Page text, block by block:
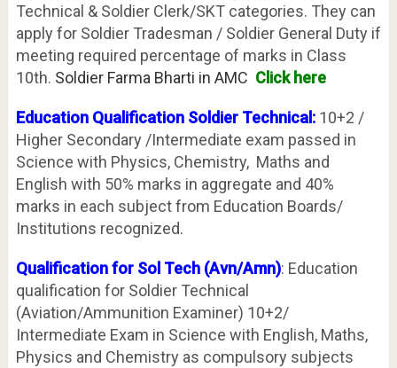
Technical & Soldier Clerk/SKT categories. They can
apply for Soldier Tradesman / Soldier General Duty if
meeting required percentage of marks in Class
10th. Soldier Farma Bharti in AMC Click here
Education Qualification Soldier Technical: 10+2 /
Higher Secondary /Intermediate exam passed in
Science with Physics, Chemistry, Maths and
English with 50% marks in aggregate and 40%
marks in each subject from Education Boards/
Institutions recognized.
Qualification for Sol Tech (Avn/Amn): Education
qualification for Soldier Technical
(Aviation/Ammunition Examiner) 10+2/
Intermediate Exam in Science with English, Maths,
Physics and Chemistry as compulsory subjects